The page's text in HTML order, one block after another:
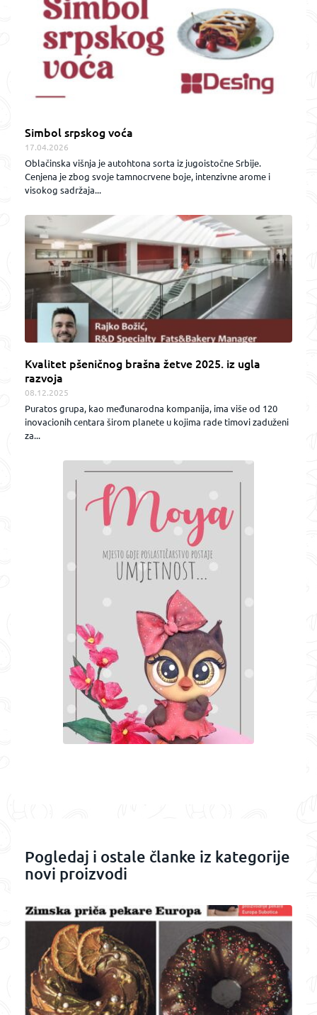
Simbol srpskog voća
17.04.2026
Oblačinska višnja je autohtona sorta iz jugoistočne Srbije.
Cenjena je zbog svoje tamnocrvene boje, intenzivne arome i
visokog sadržaja...
Kvalitet pšeničnog brašna žetve 2025. iz ugla
razvoja
08.12.2025
Puratos grupa, kao međunarodna kompanija, ima više od 120
inovacionih centara širom planete u kojima rade timovi zaduženi
za...
Pogledaj i ostale članke iz kategorije
novi proizvodi